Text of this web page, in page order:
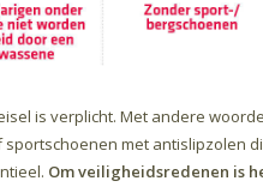
is verplicht. Met andere
met antislipzolen
Om veiligheidsredenen is